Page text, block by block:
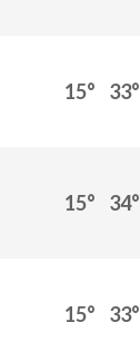
15° 33°
15° 34°
15° 33°